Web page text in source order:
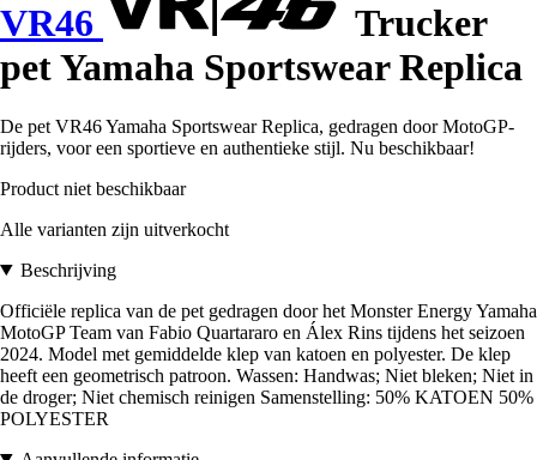
VR46
Trucker
pet Yamaha Sportswear Replica
De pet VR46 Yamaha Sportswear Replica, gedragen door MotoGP-
rijders, voor een sportieve en authentieke stijl. Nu beschikbaar!
Product niet beschikbaar
Alle varianten zijn uitverkocht
Beschrijving
Officiële replica van de pet gedragen door het Monster Energy Yamaha
MotoGP Team van Fabio Quartararo en Álex Rins tijdens het seizoen
2024. Model met gemiddelde klep van katoen en polyester. De klep
heeft een geometrisch patroon. Wassen: Handwas; Niet bleken; Niet in
de droger; Niet chemisch reinigen Samenstelling: 50% KATOEN 50%
POLYESTER